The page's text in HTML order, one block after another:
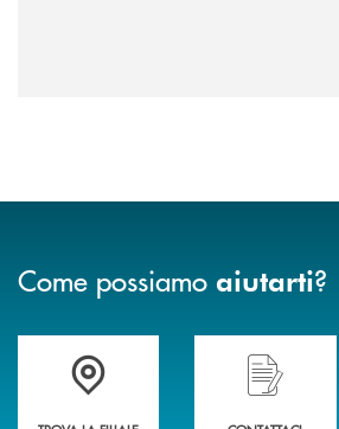
Come possiamo aiutarti?
Trova la filiale più vicina a te .Hai bisogno di